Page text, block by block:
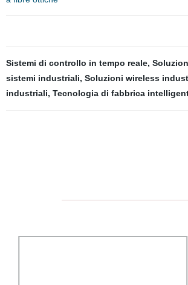
Sistemi di controllo in tempo reale,
sistemi industriali, Soluzioni wireless
industriali, Tecnologia di fabbrica